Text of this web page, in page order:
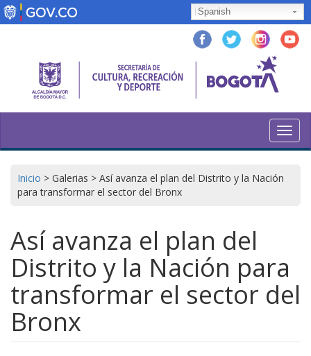
Pasar
al
Spanish
Inicio > Galerias > Así avanza el plan del Distrito y la Nación
para transformar el sector del Bronx
Así avanza el plan del
Distrito y la Nación para
transformar el sector del
Bronx